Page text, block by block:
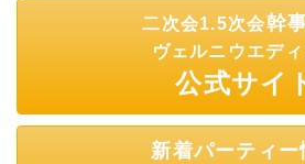
二次会1.5次会幹
ヴェルニウエデ
公式サイ
新着パーティー